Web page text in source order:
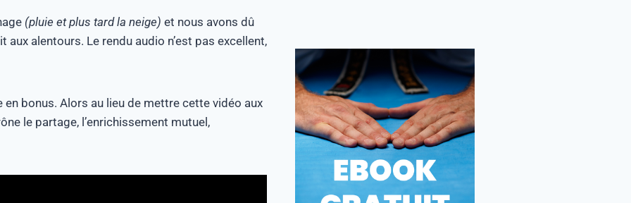
(pluie et plus tard la neige) et nous avons dû
alentours. Le rendu audio n’est pas excellent,
bonus. Alors au lieu de mettre cette vidéo aux
le partage, l’enrichissement mutuel,